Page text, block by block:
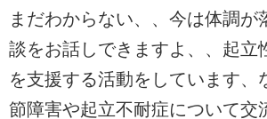
まだわからない、、今は体調が
談をお話しできますよ、、起立
を支援する活動をしています、
節障害や起立不耐症について交